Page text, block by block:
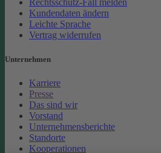
Rechtsschutz-Fall melden
Kundendaten ändern
Leichte Sprache
Vertrag widerrufen
Unternehmen
Karriere
Presse
Das sind wir
Vorstand
Unternehmensberichte
Standorte
Kooperationen